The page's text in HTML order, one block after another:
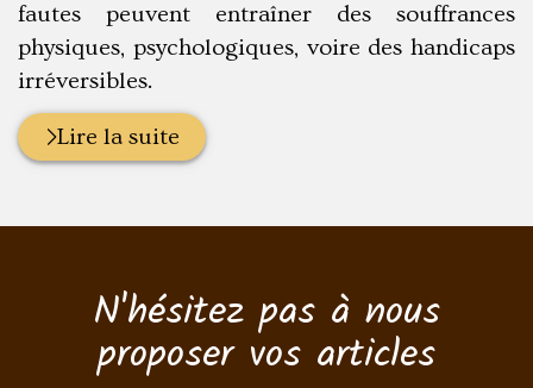
fautes peuvent entraîner des souffrances
physiques, psychologiques, voire des handicaps
irréversibles.
Lire la suite
N'hésitez pas à nous
proposer vos articles